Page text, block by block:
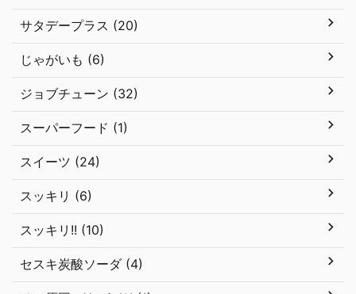
サタデープラス (20)
じゃがいも (6)
ジョブチューン (32)
スーパーフード (1)
スイーツ (24)
スッキリ (6)
スッキリ!! (10)
セスキ炭酸ソーダ (4)